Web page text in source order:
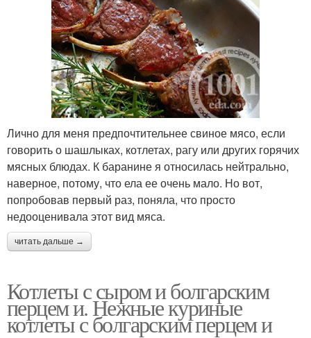
Лично для меня предпочтительнее свиное мясо, если
говорить о шашлыках, котлетах, рагу или других горячих
мясных блюдах. К баранине я относилась нейтрально,
наверное, потому, что ела ее очень мало. Но вот,
попробовав первый раз, поняла, что просто
недооценивала этот вид мяса.
читать дальше →
Котлеты с сыром и болгарским
перцем и. Нежные куриные
котлеты с болгарским перцем и